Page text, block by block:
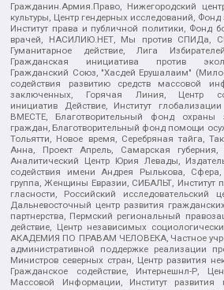
Гражданин.Армия.Право, Нижегородский
культуры, Центр гендерных исследований,
Институт права и публичной политики, Фонд
врачей, НАСИЛИЮ.НЕТ, Мы против СПИДа,
Гуманитарное действие, Лига
Гражданская инициатива против
Гражданский Союз, "Хасдей Ерушалаим"
содействия развитию средств массовой
заключенных, Горячая Линия, Центр
инициатив Действие, Институт
ВМЕСТЕ, Благотворительный фонд
граждан, Благотворительный фонд помощи
Тольятти, Новое время, Серебряная тайга,
Анна, Проект Апрель, Самарская
Аналитический Центр Юрия Левады,
содействия имени Андрея Рылькова, Сфера,
группа, Женщины Евразии, СИБАЛЬТ, Институт
гласности, Российский исследовательский
Дальневосточный центр развития
партнерства, Пермский региональный
действие, Центр независимых
АКАДЕМИЯ ПО ПРАВАМ ЧЕЛОВЕКА, Частное
административной поддержке реализации
Министров северных стран, Центр развития
Гражданское содействие, Интернешнл-Р,
Массовой Информации, Институт